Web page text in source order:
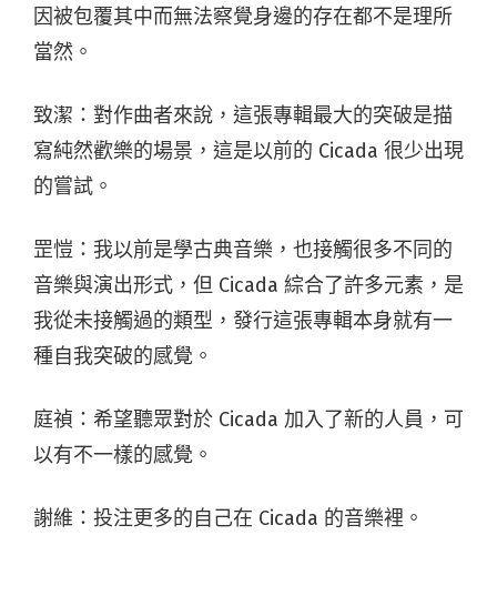
因被包覆其中而無法察覺身邊的存在都不是理所
當然。
致潔：對作曲者來說，這張專輯最大的突破是描
寫純然歡樂的場景，這是以前的 Cicada 很少出現
的嘗試。
罡愷：我以前是學古典音樂，也接觸很多不同的
音樂與演出形式，但 Cicada 綜合了許多元素，是
我從未接觸過的類型，發行這張專輯本身就有一
種自我突破的感覺。
庭禎：希望聽眾對於 Cicada 加入了新的人員，可
以有不一樣的感覺。
謝維：投注更多的自己在 Cicada 的音樂裡。